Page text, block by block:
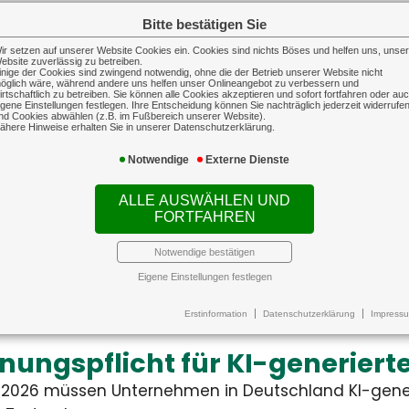
auf Reisen
Flüge oder verpasste
zum Albtraum mache...
für Blitzschäden
und Überspannungsschäden in Deutschland
Sch...
für KI-
müssen Unternehmen in Deutschland KI-
Bitte bestätigen Sie
setzen auf unserer Website Cookies ein. Cookies sind nichts Böses und helfen uns,
zuverlässig zu betreiben.
der Cookies sind zwingend notwendig, ohne die der Betrieb unserer Website nicht
wäre, während andere uns helfen unser Onlineangebot zu verbessern und
zu betreiben. Sie können alle Cookies akzeptieren und sofort fortfahren oder
Einstellungen festlegen. Ihre Entscheidung können Sie nachträglich jederzeit widerrufen
Cookies abwählen (z.B. im Fußbereich unserer Website).
Hinweise erhalten Sie in unserer Datenschutzerklärung.
Notwendige Externe Dienste
ALLE AUSWÄHLEN UND
FORTFAHREN
Notwendige bestätigen
Eigene Einstellungen festlegen
Erstinformation Datenschutzerklärung
sind im
um 3,9 Prozent
aber
in
schützt sowohl
Unternehmer als auch seine
Vertreter vor den
Folgen der beruflichen
indem sie eine gestellte
Sach-Sach-
Auf dieser Landingpage
Informationen zur
technischen